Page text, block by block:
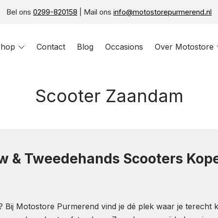
Bel ons 0299-820158 | Mail ons info@motostorepurmerend.nl
ToggleContact Blog Occasions Over Motostore
Scooter Zaandam
& Tweedehands Scooters
Bij Motostore Purmerend vind je dé plek waar je terecht